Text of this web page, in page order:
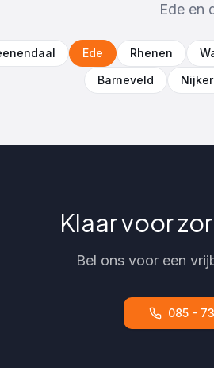
Edeen
Ede Rhenen
Barneveld
Klaar voor
Bel ons voor een
085 -